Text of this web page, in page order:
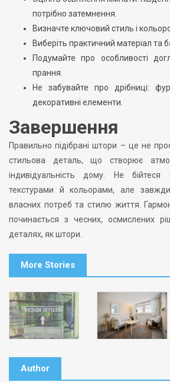
потрібно затемнення.
Визначте ключовий стиль і
Виберіть практичний матеріал та
Подумайте про особливості
прання.
Не забувайте про дрібниці:
декоративні елементи.
Завершення
Правильно підібрані штори – це не
стильова деталь, що створює
індивідуальність дому. Не бійтеся
текстурами й кольорами, але завжди
власних потреб та стилю життя.
починається з чесних, осмислених
деталях, як штори.
More Stories
Author